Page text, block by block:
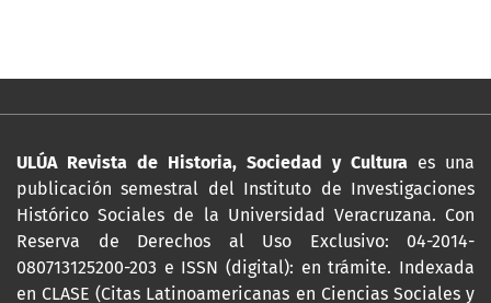
ULÚA Revista de Historia, Sociedad y Cultura es una
publicación semestral del Instituto de Investigaciones
Histórico Sociales de la Universidad Veracruzana. Con
Reserva de Derechos al Uso Exclusivo: 04-2014-
080713125200-203 e ISSN (digital): en trámite. Indexada
en CLASE (Citas Latinoamericanas en Ciencias Sociales y